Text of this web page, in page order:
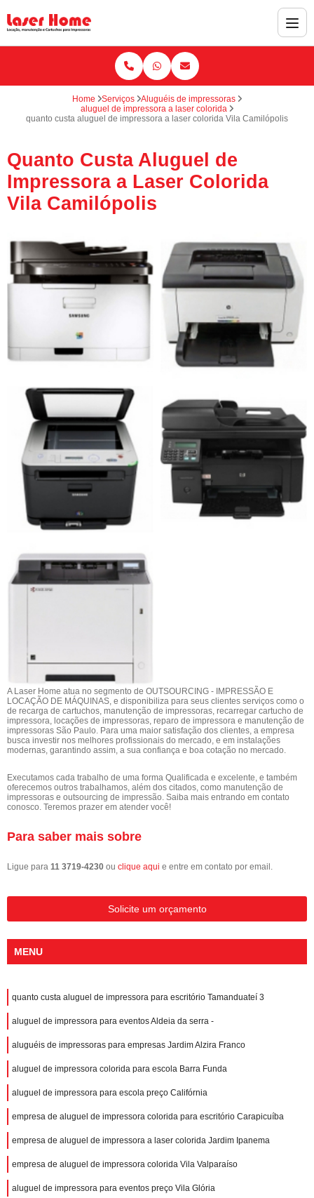
Home Serviços
Aluguéis de impressoras
aluguel de impressora a laser colorida
quanto custa aluguel de impressora a laser colorida Vila Camilópolis
Quanto Custa Aluguel de
Impressora a Laser Colorida
Vila Camilópolis
A Laser Home atua no segmento de OUTSOURCING - IMPRESSÃO E
LOCAÇÃO DE MÁQUINAS, e disponibiliza para seus clientes serviços como o
de recarga de cartuchos, manutenção de impressoras, recarregar cartucho de
impressora, locações de impressoras, reparo de impressora e manutenção de
impressoras São Paulo. Para uma maior satisfação dos clientes, a empresa
busca investir nos melhores profissionais do mercado, e em instalações
modernas, garantindo assim, a sua confiança e boa cotação no mercado.
Executamos cada trabalho de uma forma Qualificada e excelente, e também
oferecemos outros trabalhamos, além dos citados, como manutenção de
impressoras e outsourcing de impressão. Saiba mais entrando em contato
conosco. Teremos prazer em atender você!
Para saber mais sobre
Ligue para 11 3719-4230 ou clique aqui e entre em contato por email.
Solicite um orçamento
MENU
quanto custa aluguel de impressora para escritório Tamanduateí 3
aluguel de impressora para eventos Aldeia da serra -
aluguéis de impressoras para empresas Jardim Alzira Franco
aluguel de impressora colorida para escola Barra Funda
aluguel de impressora para escola preço Califórnia
empresa de aluguel de impressora colorida para escritório Carapicuíba
empresa de aluguel de impressora a laser colorida Jardim Ipanema
empresa de aluguel de impressora colorida Vila Valparaíso
aluguel de impressora para eventos preço Vila Glória